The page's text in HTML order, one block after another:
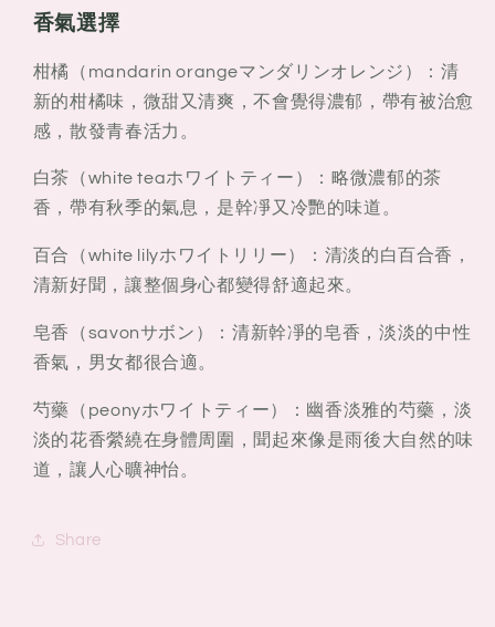
香氣選擇
柑橘（mandarin orangeマンダリンオレンジ）：清
新的柑橘味，微甜又清爽，不會覺得濃郁，帶有被治愈
感，散發青春活力。
白茶（white teaホワイトティー）：略微濃郁的茶
香，帶有秋季的氣息，是幹凈又冷艷的味道。
百合（white lilyホワイトリリー）：清淡的白百合香，
清新好聞，讓整個身心都變得舒適起來。
皂香（savonサボン）：清新幹凈的皂香，淡淡的中性
香氣，男女都很合適。
芍藥（peonyホワイトティー）：幽香淡雅的芍藥，淡
淡的花香縈繞在身體周圍，聞起來像是雨後大自然的味
道，讓人心曠神怡。
Share